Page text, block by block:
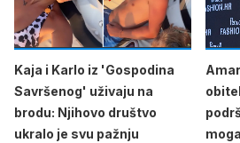
Kaja i Karlo iz 'Gospodina
Savršenog' uživaju na
brodu: Njihovo društvo
ukralo je svu pažnju